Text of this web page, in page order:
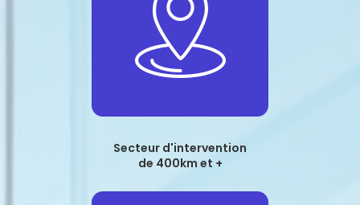
Secteur d'intervention
de 400km et +